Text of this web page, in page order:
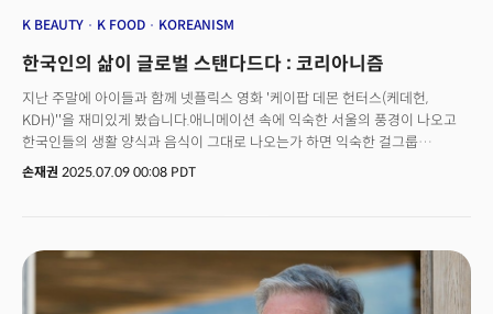
cultural phenomenon beyond just a content success.
K BEAUTY K FOOD KOREANISM
한국인의 삶이 글로벌 스탠다드다 : 코리아니즘
지난 주말에 아이들과 함께 넷플릭스 영화 '케이팝 데몬 헌터스(케데헌,
KDH)''을 재미있게 봤습니다.애니메이션 속에 익숙한 서울의 풍경이 나오고
한국인들의 생활 양식과 음식이 그대로 나오는가 하면 익숙한 걸그룹
헌트릭스, 누가봐도 '저승사자' 컨셉의 갓을 쓰고 도포를 입은 남돌
초등학생인 저의 두 딸 아이는 다소 생소할 수 있었는데 제가 "한국인임이
자랑스럽지?"란 물음에 자연스레 고개를 끄덕입니다. 모든 것이 '한국적'인
이 애니메이션은 한국에서 만든 게 아닙니다. 미국 자본으로 미국에서 만든
손재권 2025.07.09 00:08 PDT